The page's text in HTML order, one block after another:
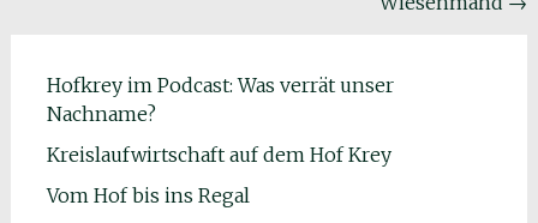
Hofkrey im Podcast: Was verrät unser
Nachname?
Kreislaufwirtschaft auf dem Hof Krey
Vom Hof bis ins Regal